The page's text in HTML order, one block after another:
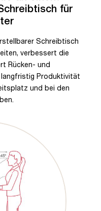
für
Schreibtisch
verbessert die
Rücken- und
Produktivität
und bei den